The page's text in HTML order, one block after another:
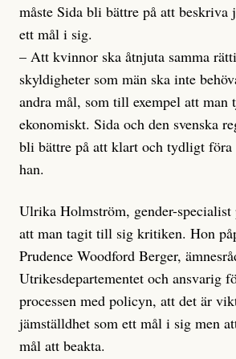
måste Sida bli bättre på att beskriva
ett mål i sig.
– Att kvinnor ska åtnjuta samma
skyldigheter som män ska inte
andra mål, som till exempel att man
ekonomiskt. Sida och den svenska
bli bättre på att klart och tydligt föra
han.
Ulrika Holmström, gender-specialist
att man tagit till sig kritiken. Hon
Prudence Woodford Berger,
Utrikesdepartementet och ansvarig
processen med policyn, att det är
jämställdhet som ett mål i sig men
mål att beakta.